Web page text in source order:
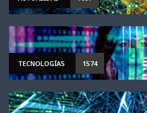
TECNOLOGÍAS 1574